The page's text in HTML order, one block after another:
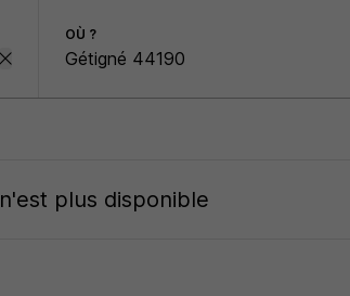
OÙ ?
n'est plus disponible